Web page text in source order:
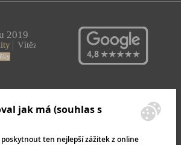
jak má (souhlas s
ten nejlepší zážitek z online